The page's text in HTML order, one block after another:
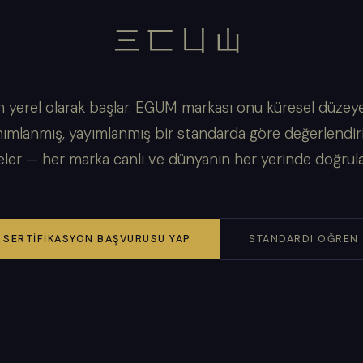
三匸凵山
yerel olarak başlar. EGUM markası onu küresel
yayımlanmış bir standarda göre
— her marka canlı ve dünyanın her yerinde
SERTIFIKASYON BAŞVURUSU YAP STANDARDI ÖĞREN